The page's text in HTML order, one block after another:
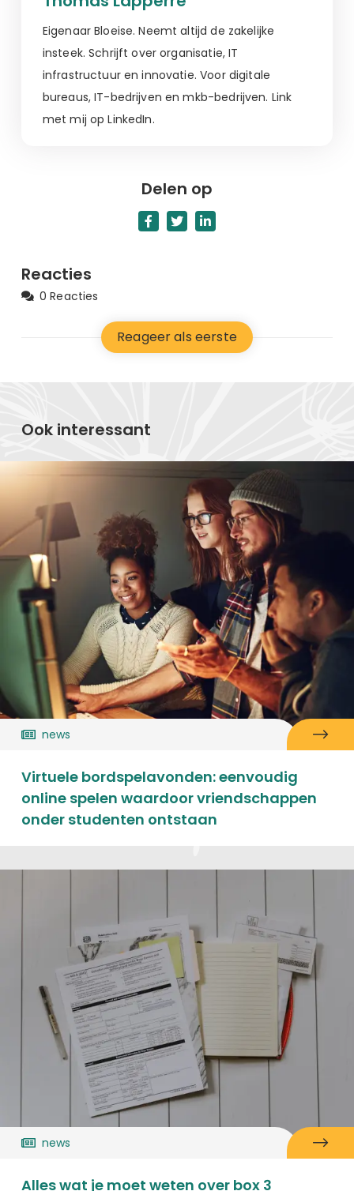
Eigenaar Bloeise. Neemt altijd de zakelijke
insteek. Schrijft over organisatie, IT
infrastructuur en innovatie. Voor digitale
bureaus, IT-bedrijven en mkb-bedrijven. Link
met mij op LinkedIn.
Delen op
Reacties
0 Reacties
Reageer als eerste
Ook interessant
news
Virtuele bordspelavonden: eenvoudig
online spelen waardoor vriendschappen
onder studenten ontstaan
news
Alles wat je moet weten over box 3